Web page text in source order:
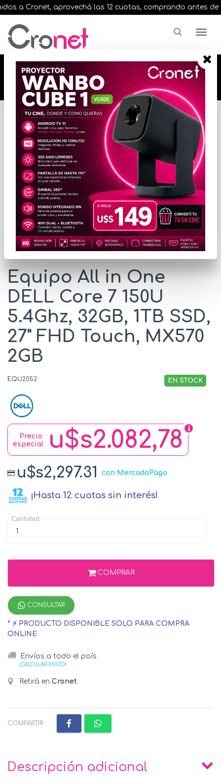
a Cronet, aprovechá las 12 cuotas, comprando antes de
🔥🔥🔥 12 cuotas, en todos nuestros artículos,
comprando antes de las 13 hrs. envíos en el
día 🔥🔥🔥
Inicio GABINETES Y COMBOS COMBOS
* Las imágenes se exhiben con fines ilustrativos.
Equipo All in One
DELL Core 7 150U
5.4Ghz, 32GB, 1TB SSD,
27" FHD Touch, MX570
2GB
EQU2052 EN STOCK
u$s2.082,78
Precio
especial
u$s2,297.31 con MercadoPago
¡Hasta 12 cuotas sin interés!
Cantidad
COMPRAR
CONSULTAR
* ⚡ PRODUCTO DISPONIBLE SOLO PARA COMPRA
ONLINE
Envíos a todo el país
¡CALCULAR ENVÍO!
Retirá en Cronet.
COMPARTIR:
Descripción adicional